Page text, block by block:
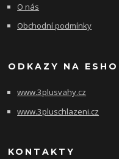
O nás
Obchodní podmínky
ODKAZY NA
www.3plusvahy.cz
www.3pluschlazeni.cz
KONTAKTY